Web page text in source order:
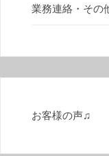
業務連絡・その
お客様の声♫